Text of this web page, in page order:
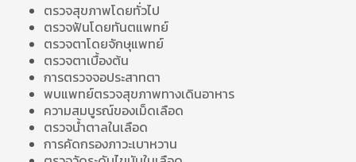
ตรวจสุขภาพโดยทั่วไป
ตรวจฟันโดยทันตแพทย์
ตรวจตาโดยจักษุแพทย์
ตรวจตาเบื้องต้น
การตรวจจอประสาทตา
พบแพทย์ตรวจสุขภาพทางเดินอาหาร
ความสมบูรณ์ของเม็ดเลือด
ตรวจน้ำตาลในเลือด
การคัดกรองภาวะเบาหวาน